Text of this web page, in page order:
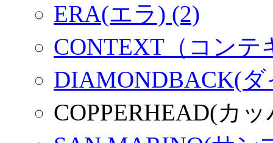
ERA(エラ) (2)
CONTEXT（コンテ
DIAMONDBACK(
COPPERHEAD(カ